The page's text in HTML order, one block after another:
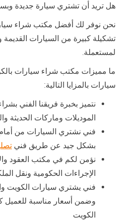
هل تريد أن تشتري سيارة جديدة
نحن نوفر لك أفضل مكتب شراء
تشكيلة كبيرة من السيارات القديمة
لمستعملة.
ما مميزات مكتب شراء سيارات
سيارات بالمزايا التالية:
نتميز بخبرة فريقنا الفني
الموديلات وماركات الحديثة
فني نشتري السيارات من
بشكل جيد عن طريق فني
نؤمن لكم في مكتب العقود
الإجراءات الحكومية ونقل
فني يشتري سيارات الكويت
وضمن أسعار مناسبة
الكويت